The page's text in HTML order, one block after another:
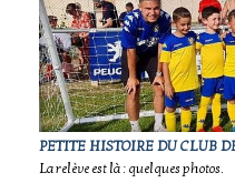
PETITE HISTOIRE DU CLUB
La relève est là : quelques photos.